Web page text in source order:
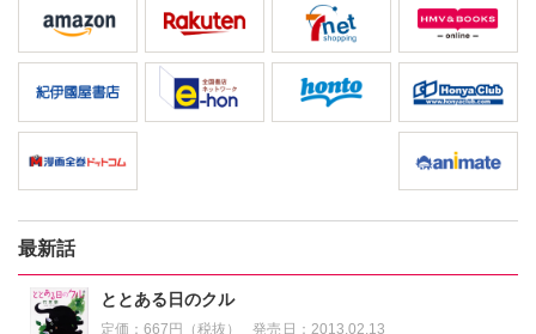
最新話
ととある日のクル
定価：667円（税抜） 発売日： 2013.02.13